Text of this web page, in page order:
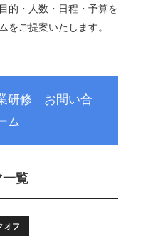
的・人数・日程・予算を
をご提案いたします。
研修 お問い合
ム
一覧
オフ